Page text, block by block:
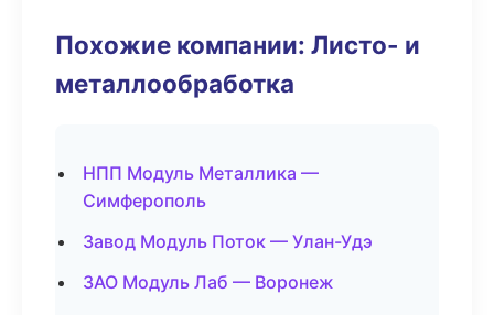
Похожие компании: Листо- и
металлообработка
НПП Модуль Металлика —
Симферополь
Завод Модуль Поток — Улан-Удэ
ЗАО Модуль Лаб — Воронеж